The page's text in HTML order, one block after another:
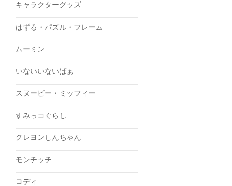
キャラクターグッズ
はずる・パズル・フレーム
ムーミン
いないいないばぁ
スヌーピー・ミッフィー
すみっコぐらし
クレヨンしんちゃん
モンチッチ
ロディ